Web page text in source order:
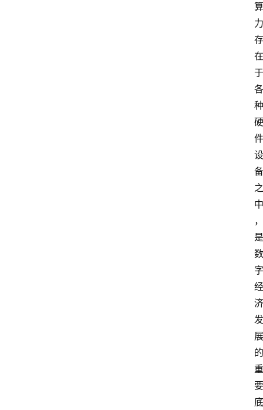
算
力
存
在
于
各
种
硬
件
设
备
之
中
，
是
数
字
经
济
发
展
的
重
要
底